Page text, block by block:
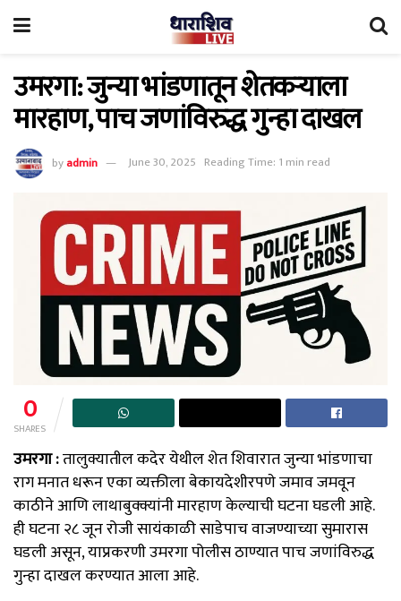
उमरगा: जुन्या भांडणातून शेतकऱ्याला
मारहाण, पाच जणांविरुद्ध गुन्हा दाखल
byadmin June 30, 2025 Reading Time: 1 min read
0
SHARES
उमरगा :तालुक्यातील कदेर येथील शेत शिवारात जुन्या भांडणाचा
राग मनात धरून एका व्यक्तीला बेकायदेशीरपणे जमाव जमवून
काठीने आणि लाथाबुक्क्यांनी मारहाण केल्याची घटना घडली आहे.
ही घटना २८ जून रोजी सायंकाळी साडेपाच वाजण्याच्या सुमारास
घडली असून, याप्रकरणी उमरगा पोलीस ठाण्यात पाच जणांविरुद्ध
गुन्हा दाखल करण्यात आला आहे.